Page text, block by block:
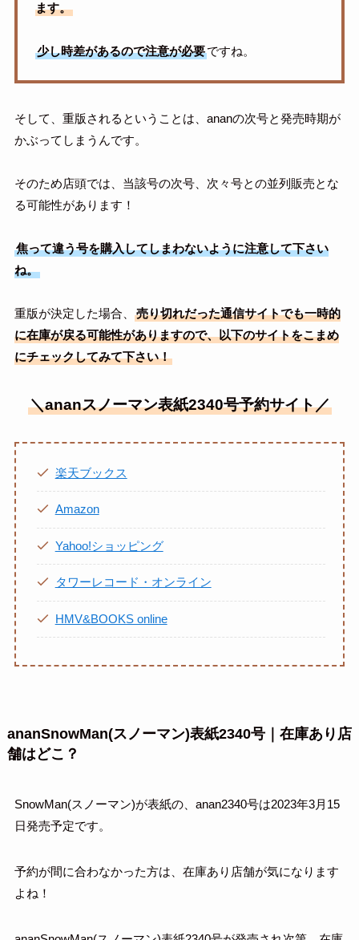
ます。
少し時差があるので注意が必要ですね。
そして、重版されるということは、ananの次号と発売時期が
かぶってしまうんです。
そのため店頭では、当該号の次号、次々号との並列販売とな
る可能性があります！
焦って違う号を購入してしまわないように注意して下さい
ね。
重版が決定した場合、
売り切れだった通信サイトでも一時的
に在庫が戻る可能性がありますので、以下のサイトをこまめ
にチェックしてみて下さい！
＼ananスノーマン表紙2340号予約サイト／
楽天ブックス
Amazon
Yahoo!ショッピング
タワーレコード・オンライン
HMV&BOOKS online
ananSnowMan(スノーマン)表紙2340号｜在庫あり店
舗はどこ？
SnowMan(スノーマン)が表紙の、anan2340号は2023年3月15
日発売予定です。
予約が間に合わなかった方は、在庫あり店舗が気になります
よね！